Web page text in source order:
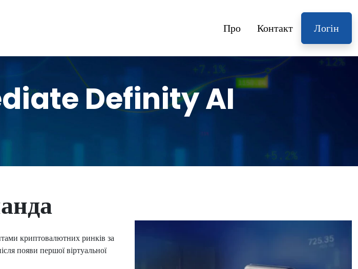
Про Контакт Логін
Definity AI
криптовалютних ринків за
появи першої віртуальної